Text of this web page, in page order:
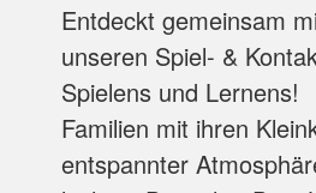
Entdeckt gemeinsam
unseren Spiel- &
Spielens und Lernens!
Familien mit ihren
entspannter